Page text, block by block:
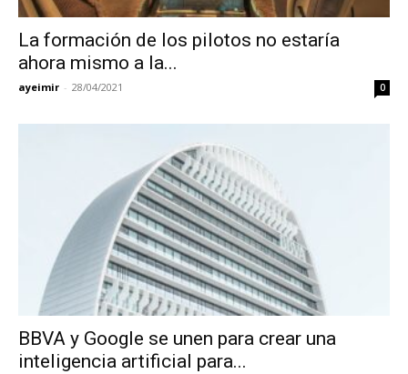
La formación de los pilotos no estaría
ahora mismo a la...
ayeimir - 28/04/2021 0
BBVA y Google se unen para crear una
inteligencia artificial para...